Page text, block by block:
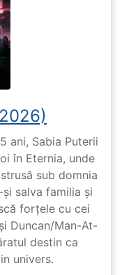
ani, Sabia Puterii
în Eternia, unde
sub domnia
salva familia și
forțele cu cei
Duncan/Man-At-
destin ca
univers.